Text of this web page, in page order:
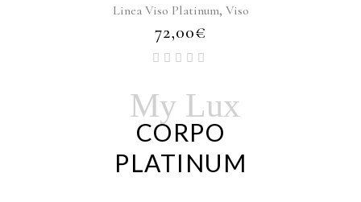
Linea Viso Platinum, Viso
72,00€
My Lux
CORPO
PLATINUM